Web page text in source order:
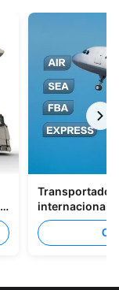
internacionais
Shenzhen